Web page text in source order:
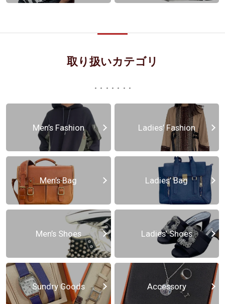
取り扱いカテゴリ
Men’s Fashion Ladies’ Fashion
Men’s Bag Ladies’ Bag
Men’s Shoes Ladies’ Shoes
Sundry Goods Accessory